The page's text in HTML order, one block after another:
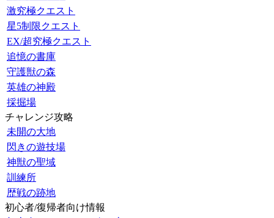
激究極クエスト
星5制限クエスト
EX/超究極クエスト
追憶の書庫
守護獣の森
英雄の神殿
採掘場
チャレンジ攻略
未開の大地
閃きの遊技場
神獣の聖域
訓練所
歴戦の跡地
初心者/復帰者向け情報